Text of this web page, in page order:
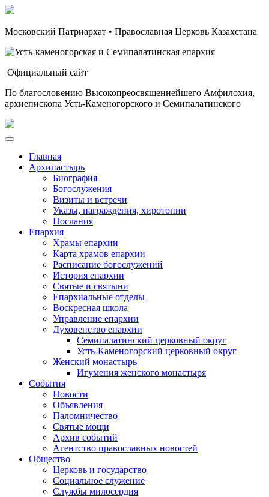
Московский Патриархат • Православная Церковь Казахстана
Официальный сайт
По благословению Высокопреосвященнейшего Амфилохия,
архиепископа Усть-Каменогорского и Семипалатинского
Главная
Архипастырь
Биография
Богослужения
Визиты и встречи
Указы, награждения, хиротонии
Послания
Епархия
Храмы епархии
Карта храмов епархии
Расписание богослужений
История епархии
Святые и святыни
Епархиальные отделы
Воскресная школа
Управление епархии
Духовенство епархии
Семипалатинский церковный округ
Усть-Каменогорский церковный округ
Женский монастырь
Игумения женского монастыря
События
Новости
Объявления
Паломничество
Святые мощи
Архив событий
Агентство православных новостей
Общество
Церковь и государство
Социальное служение
Службы милосердия